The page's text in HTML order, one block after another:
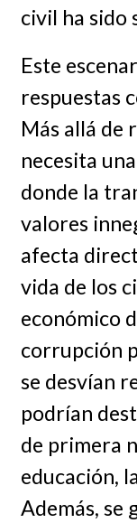
civil ha sido
Este
respuestas
Más allá de
necesita
donde la
valores
afecta
vida de los
económico
corrupción
se desvían
podrían
de primera
educación,
Además, se